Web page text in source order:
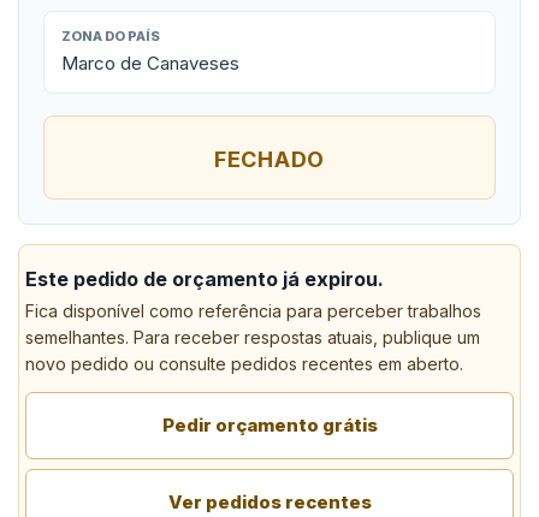
ZONA DO PAÍS
Marco de Canaveses
FECHADO
Este pedido de orçamento já expirou.
Fica disponível como referência para perceber trabalhos
semelhantes. Para receber respostas atuais, publique um
novo pedido ou consulte pedidos recentes em aberto.
Pedir orçamento grátis
Ver pedidos recentes